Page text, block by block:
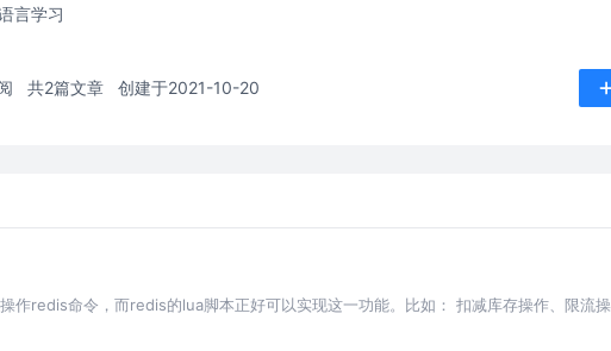
言学习
共2篇文章 创建于2021-10-20
作redis命令，而redis的lua脚本正好可以实现这一功能。比如： 扣减库存操作、限流操